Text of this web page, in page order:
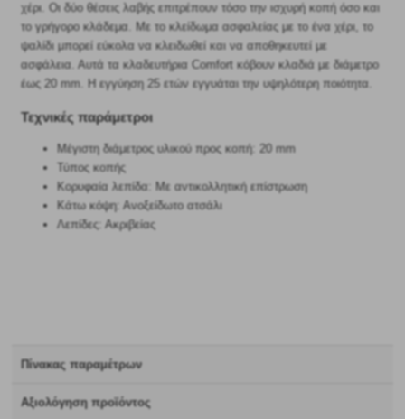
χέρι. Οι δύο θέσεις λαβής επιτρέπουν τόσο την ισχυρή κοπή όσο και
το γρήγορο κλάδεμα. Με το κλείδωμα ασφαλείας με το ένα χέρι, το
ψαλίδι μπορεί εύκολα να κλειδωθεί και να αποθηκευτεί με
ασφάλεια. Αυτά τα κλαδευτήρια Comfort κόβουν κλαδιά με διάμετρο
έως 20 mm. Η εγγύηση 25 ετών εγγυάται την υψηλότερη ποιότητα.
Τεχνικές παράμετροι
Μέγιστη διάμετρος υλικού προς κοπή: 20 mm
Τύπος κοπής
Κορυφαία λεπίδα: Με αντικολλητική επίστρωση
Κάτω κόψη: Ανοξείδωτο ατσάλι
Λεπίδες: Ακριβείας
Πίνακας παραμέτρων
Αξιολόγηση προϊόντος